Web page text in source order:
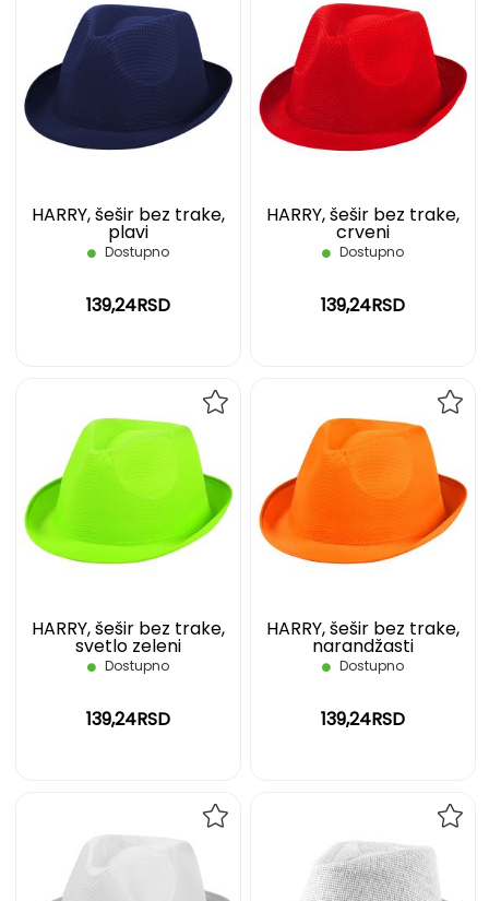
HARRY, šešir bez trake,
plavi
Dostupno
139,24RSD
LISTU
HARRY, šešir bez trake,
crveni
Dostupno
139,24RSD
NA
HARRY, šešir bez trake,
svetlo zeleni
Dostupno
139,24RSD
LISTU
HARRY, šešir bez trake,
narandžasti
Dostupno
139,24RSD